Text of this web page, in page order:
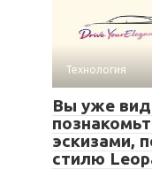
Технология
Вы уже
эскизами,
стилю